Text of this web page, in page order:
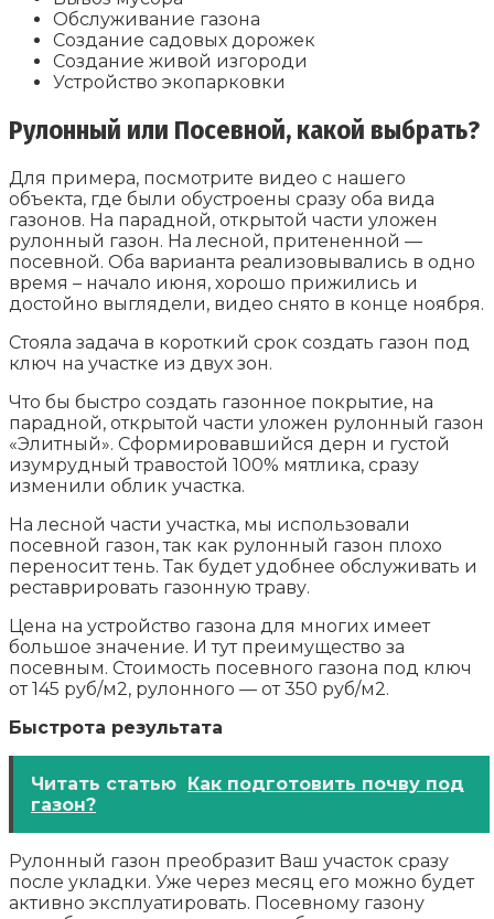
Обслуживание газона
Создание садовых дорожек
Создание живой изгороди
Устройство экопарковки
Рулонный или Посевной, какой выбрать?
Для примера, посмотрите видео с нашего
объекта, где были обустроены сразу оба вида
газонов. На парадной, открытой части уложен
рулонный газон. На лесной, притененной —
посевной. Оба варианта реализовывались в одно
время – начало июня, хорошо прижились и
достойно выглядели, видео снято в конце ноября.
Стояла задача в короткий срок создать газон под
ключ на участке из двух зон.
Что бы быстро создать газонное покрытие, на
парадной, открытой части уложен рулонный газон
«Элитный». Сформировавшийся дерн и густой
изумрудный травостой 100% мятлика, сразу
изменили облик участка.
На лесной части участка, мы использовали
посевной газон, так как рулонный газон плохо
переносит тень. Так будет удобнее обслуживать и
реставрировать газонную траву.
Цена на устройство газона для многих имеет
большое значение. И тут преимущество за
посевным. Стоимость посевного газона под ключ
от 145 руб/м2, рулонного — от 350 руб/м2.
Быстрота результата
Читать статью
Как подготовить почву под
газон?
Рулонный газон преобразит Ваш участок сразу
после укладки. Уже через месяц его можно будет
активно эксплуатировать. Посевному газону